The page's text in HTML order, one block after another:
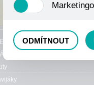
SLEVY, VÝPRODEJ
SORTIMENT
nejedná o osobní údaje,
odkazy, prohlížené zboží
ODMÍTNOUT